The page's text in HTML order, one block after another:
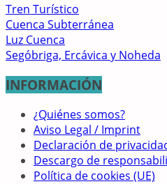
Tren Turístico
Cuenca Subterránea
Luz Cuenca
Segóbriga, Ercávica y Noheda
INFORMACIÓN
¿Quiénes somos?
Aviso Legal / Imprint
Declaración de
Descargo de
Política de cookies (UE)